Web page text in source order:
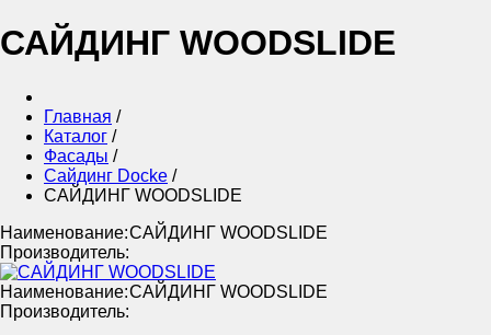
САЙДИНГ WOODSLIDE
Главная /
Каталог /
Фасады /
Сайдинг Docke /
САЙДИНГ WOODSLIDE
Наименование:САЙДИНГ WOODSLIDE
Производитель:
Наименование:САЙДИНГ WOODSLIDE
Производитель: